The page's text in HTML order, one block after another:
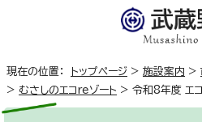
現在の位置： トップページ > 施設案内 >
> むさしのエコreゾート > 令和8年度 エコ